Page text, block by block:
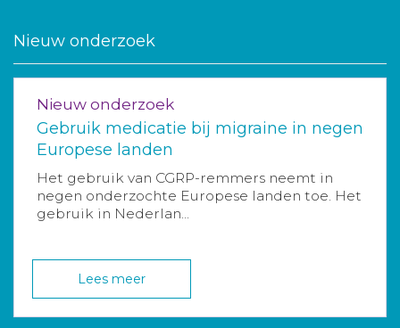
Nieuw onderzoek
Nieuw onderzoek
Gebruik medicatie bij migraine in negen
Europese landen
Het gebruik van CGRP-remmers neemt in
negen onderzochte Europese landen toe. Het
gebruik in Nederlan...
Lees meer